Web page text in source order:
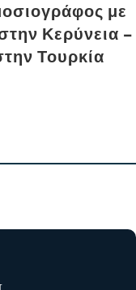
με
Κερύνεια –
Τουρκία